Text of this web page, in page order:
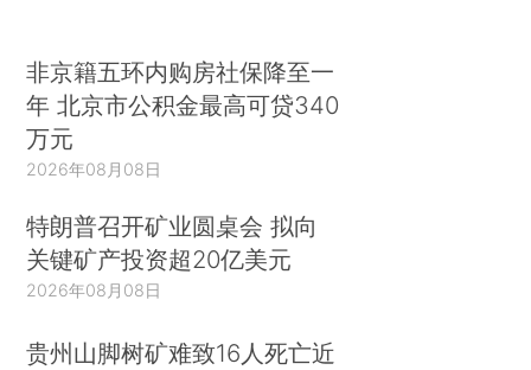
非京籍五环内购房社保降至一
年 北京市公积金最高可贷340
万元
2026年08月08日
特朗普召开矿业圆桌会 拟向
关键矿产投资超20亿美元
2026年08月08日
贵州山脚树矿难致16人死亡近